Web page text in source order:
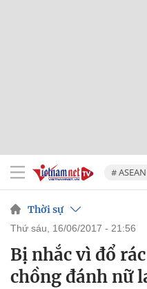
#
Thời sự
thứ sáu, 16/06/2017 - 21:56
Bị nhắc vì đổ
chồng đánh nữ